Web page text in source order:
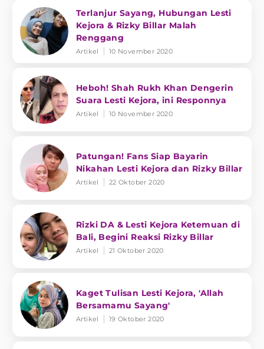
Terlanjur Sayang, Hubungan Lesti
Kejora & Rizky Billar Malah
Renggang
Artikel 10 November 2020
Heboh! Shah Rukh Khan Dengerin
Suara Lesti Kejora, ini Responnya
Artikel 10 November 2020
Patungan! Fans Siap Bayarin
Nikahan Lesti Kejora dan Rizky Billar
Artikel 22 Oktober 2020
Rizki DA & Lesti Kejora Ketemuan di
Bali, Begini Reaksi Rizky Billar
Artikel 21 Oktober 2020
Kaget Tulisan Lesti Kejora, 'Allah
Bersamamu Sayang'
Artikel 19 Oktober 2020